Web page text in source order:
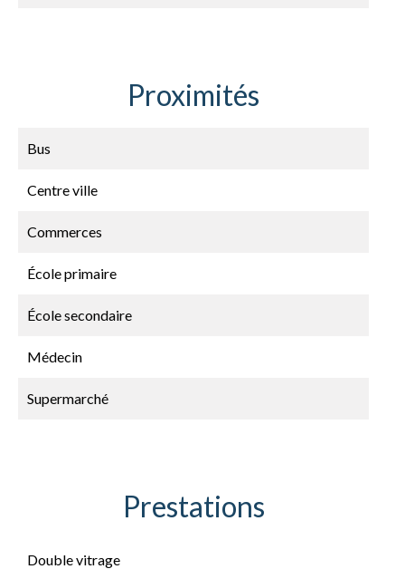
Proximités
Bus
Centre ville
Commerces
École primaire
École secondaire
Médecin
Supermarché
Prestations
Double vitrage